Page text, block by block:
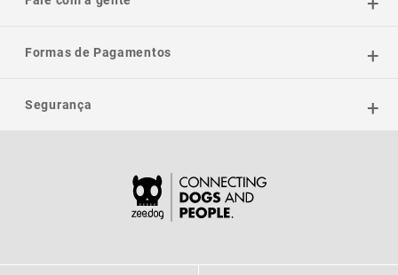
Formas de Pagamentos
Segurança